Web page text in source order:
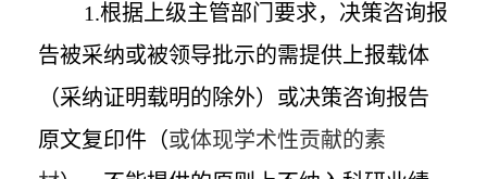
1.根据上级主管部门要求，决策咨询报
告被采纳或被领导批示的需提供上报载体
（采纳证明载明的除外）或决策咨询报告
原文复印件（或体现学术性贡献的素